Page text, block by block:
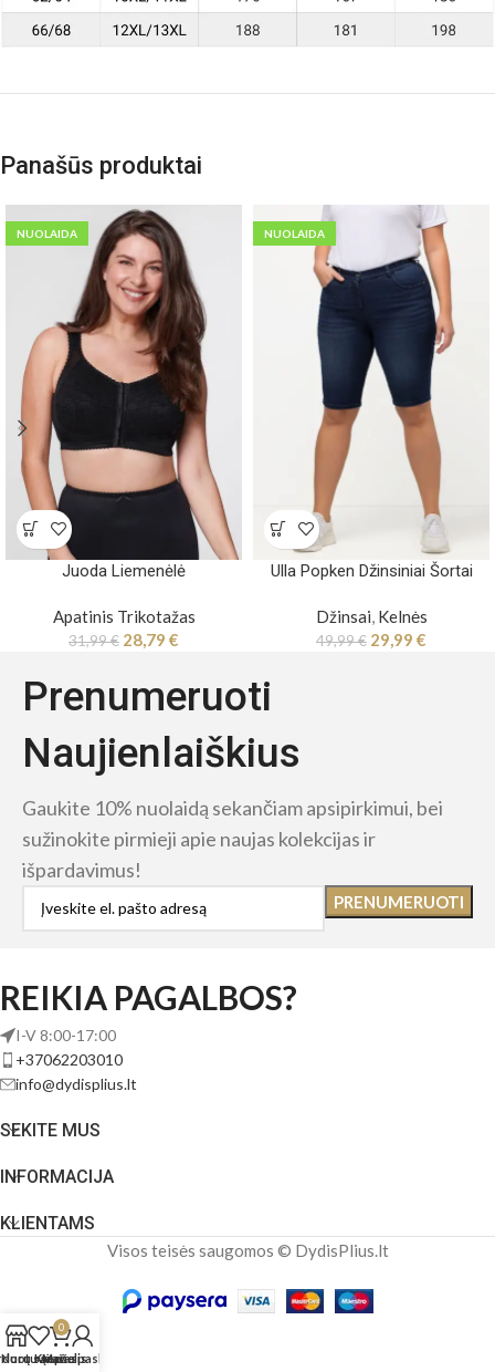
Panašūs produktai
NUOLAIDA
Juoda Liemenėlė
Apatinis Trikotažas
31,99€ 28,79 €
NUOLAIDA
Ulla Popken Džinsiniai Šortai
Džinsai, Kelnės
49,99€ 29,99 €
Prenumeruoti
Naujienlaiškius
Gaukite 10% nuolaidą sekančiam apsipirkimui, bei
sužinokite pirmieji apie naujas kolekcijas ir
išpardavimus!
REIKIA PAGALBOS?
I-V 8:00-17:00
+37062203010
info@dydisplius.lt
SEKITE MUS
INFORMACIJA
KLIENTAMS
Visos teisės saugomos © DydisPlius.lt
Norų sąrašas
0
Krepšelis
Mano paskyra